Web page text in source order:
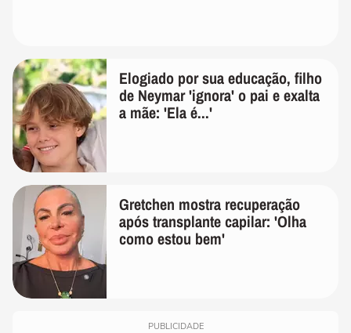
Elogiado por sua educação, filho
de Neymar 'ignora' o pai e exalta
a mãe: 'Ela é...'
Gretchen mostra recuperação
após transplante capilar: 'Olha
como estou bem'
PUBLICIDADE